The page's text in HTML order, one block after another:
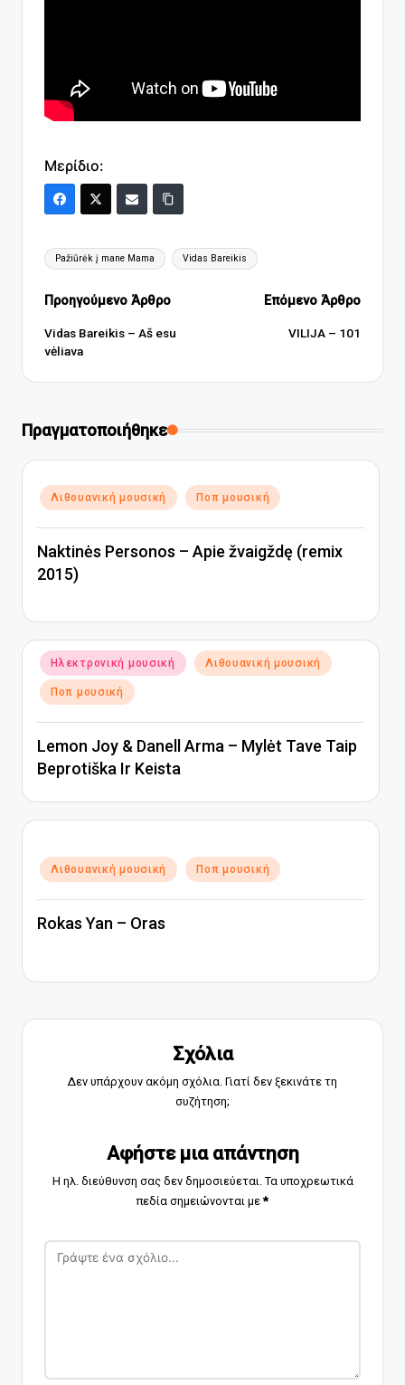
Μερίδιο:
Ετικέτες:
Pažiūrėk į mane Mama Vidas Bareikis
Πλοήγηση
δημοσιεύσεων
Προηγούμενο Άρθρο
Vidas Bareikis – Aš esu
vėliava
Επόμενο Άρθρο
VILIJA – 101
Πραγματοποιήθηκε
Αναρτήθηκε
σε
Λιθουανική μουσική Ποπ μουσική
Naktinės Personos – Apie žvaigždę (remix
2015)
Αναρτήθηκε
σε
Ηλεκτρονική μουσική Λιθουανική μουσική
Ποπ μουσική
Lemon Joy & Danell Arma – Mylėt Tave Taip
Beprotiška Ir Keista
Αναρτήθηκε
σε
Λιθουανική μουσική Ποπ μουσική
Rokas Yan – Oras
Σχόλια
Δεν υπάρχουν ακόμη σχόλια. Γιατί δεν ξεκινάτε τη
συζήτηση;
Αφήστε μια απάντηση
Η ηλ. διεύθυνση σας δεν δημοσιεύεται. Τα υποχρεωτικά
πεδία σημειώνονται με*